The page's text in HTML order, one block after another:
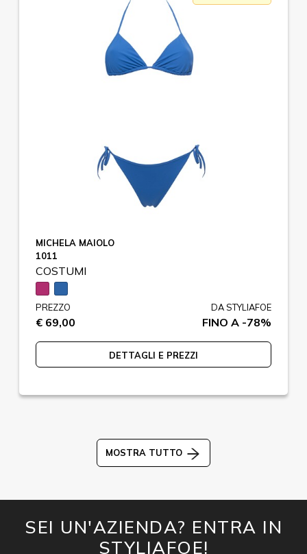
MICHELA MAIOLO
1011
COSTUMI
PREZZO
€ 69,00
DA STYLIAFOE
FINO A -78%
DETTAGLI E PREZZI
MOSTRA TUTTO
SEI UN'AZIENDA? ENTRA IN
STYLIAFOE!